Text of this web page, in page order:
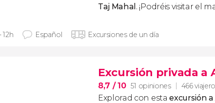
Taj Mahal . ¡Podréis visitar el
12h Español Excursiones de un día
Excursión privada a
8,7 / 10 51 opiniones 466
Explorad con estaexcursión a